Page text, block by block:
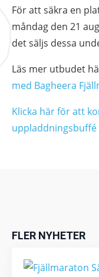
För att säkra en
måndag den 21
det säljs dessa
Läs mer utbudet
med Bagheera
Klicka här för att
FLER NYHETER
behövs för att
hemsidan ska
fungera.
Statistik
För att vi ska
kunna
förbättra
hemsidans
Upplevelse